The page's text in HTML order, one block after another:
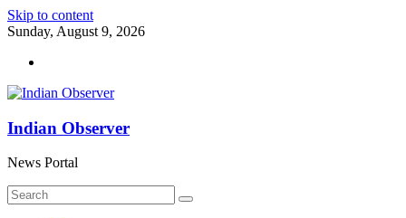
Skip to content
Sunday, August 9, 2026
Indian Observer
News Portal